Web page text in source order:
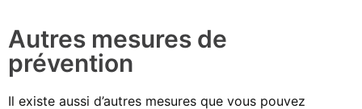
Autres mesures de
prévention
Il existe aussi d’autres mesures que vous pouvez